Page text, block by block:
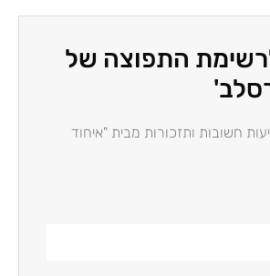
התפוצה של
חשובות ותזכורות מבית "איחוד